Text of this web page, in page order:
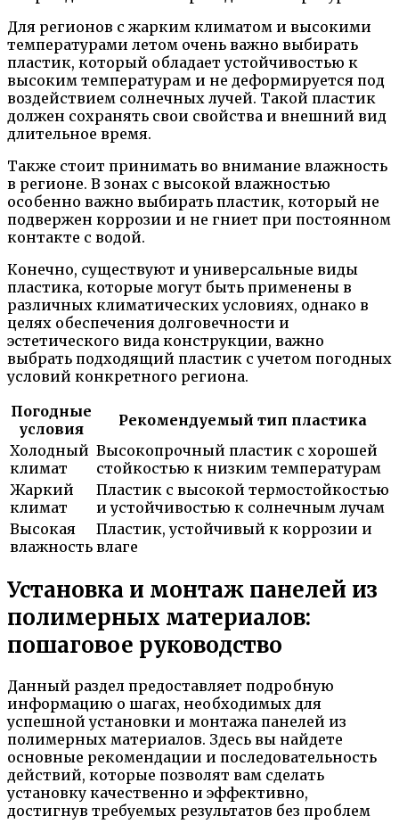
Для регионов с жарким климатом и высокими
температурами летом очень важно выбирать
пластик, который обладает устойчивостью к
высоким температурам и не деформируется под
воздействием солнечных лучей. Такой пластик
должен сохранять свои свойства и внешний вид
длительное время.
Также стоит принимать во внимание влажность
в регионе. В зонах с высокой влажностью
особенно важно выбирать пластик, который не
подвержен коррозии и не гниет при постоянном
контакте с водой.
Конечно, существуют и универсальные виды
пластика, которые могут быть применены в
различных климатических условиях, однако в
целях обеспечения долговечности и
эстетического вида конструкции, важно
выбрать подходящий пластик с учетом погодных
условий конкретного региона.
Погодные
условия
Рекомендуемый тип пластика
Холодный
климат
Высокопрочный пластик с хорошей
стойкостью к низким температурам
Жаркий
климат
Пластик с высокой термостойкостью
и устойчивостью к солнечным лучам
Высокая
влажность
Пластик, устойчивый к коррозии и
влаге
Установка и монтаж панелей из
полимерных материалов:
пошаговое руководство
Данный раздел предоставляет подробную
информацию о шагах, необходимых для
успешной установки и монтажа панелей из
полимерных материалов. Здесь вы найдете
основные рекомендации и последовательность
действий, которые позволят вам сделать
установку качественно и эффективно,
достигнув требуемых результатов без проблем